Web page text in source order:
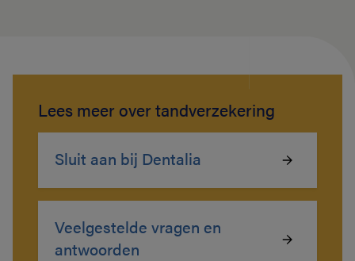
Lees meer over tandverzekering
Sluit aan bij Dentalia
Veelgestelde vragen en
antwoorden